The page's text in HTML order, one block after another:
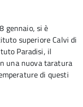
gennaio, si è
superiore Calvi di
Paradisi, il
una nuova taratura
di questi